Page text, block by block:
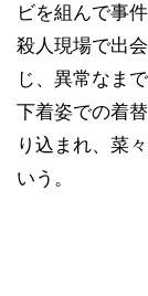
ビを組んで事
殺人現場で出
じ、異常なま
下着姿での着
り込まれ、菜
いう。